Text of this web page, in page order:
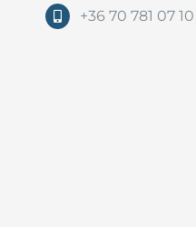
+36 70 781 07 10